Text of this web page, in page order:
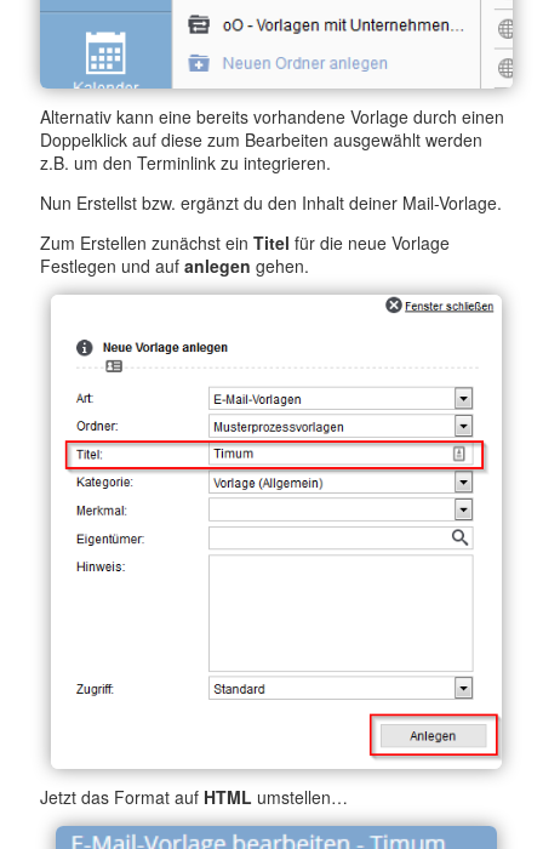
Alternativ kann eine bereits vorhandene Vorlage durch einen
Doppelklick auf diese zum Bearbeiten ausgewählt werden
z.B. um den Terminlink zu integrieren.
Nun Erstellst bzw. ergänzt du den Inhalt deiner Mail-Vorlage.
Zum Erstellen zunächst ein Titel für die neue Vorlage
Festlegen und auf anlegen gehen.
Jetzt das Format auf HTML umstellen…